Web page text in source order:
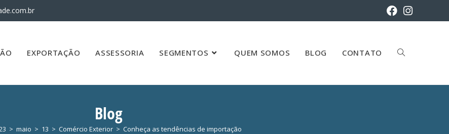
EXPORTAÇÃO ASSESSORIA SEGMENTOS QUEM SOMOS BLOG CONTATO
Blog
> maio > 13 > Comércio Exterior > Conheça as tendências de importação